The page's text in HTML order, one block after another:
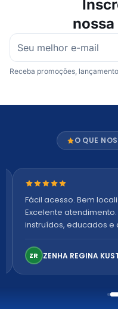
Receba promoções,
O QUE
Nota 5 de 5 estrelas
Fácil acesso. Bem
Excelente
instruídos, educados e
confortável. Perfeito!
ZR ZENHA REGINA